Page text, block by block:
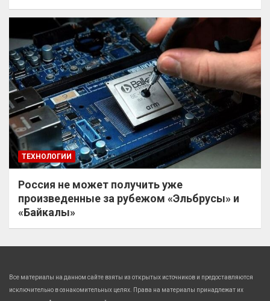
ТЕХНОЛОГИИ
Россия не может получить уже
произведенные за рубежом «Эльбрусы» и
«Байкалы»
Все материалы на данном сайте взяты из открытых источников и предоставляются
исключительно в ознакомительных целях. Права на материалы принадлежат их